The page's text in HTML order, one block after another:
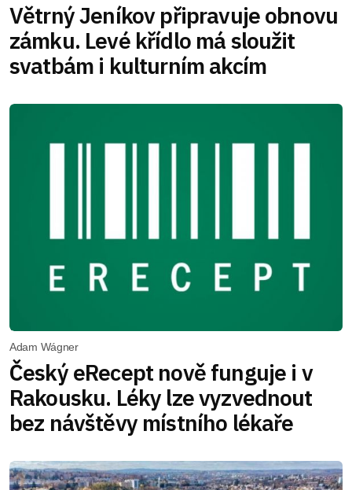
Větrný Jeníkov připravuje obnovu
zámku. Levé křídlo má sloužit
svatbám i kulturním akcím
Adam Wágner
Český eRecept nově funguje i v
Rakousku. Léky lze vyzvednout
bez návštěvy místního lékaře